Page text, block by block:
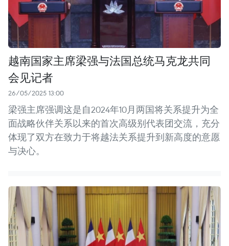
越南国家主席梁强与法国总统马克龙共同
会见记者
26/05/2025 13:00
梁强主席强调这是自2024年10月两国将关系提升为全
面战略伙伴关系以来的首次高级别代表团交流，充分
体现了双方在致力于将越法关系提升到新高度的意愿
与决心。